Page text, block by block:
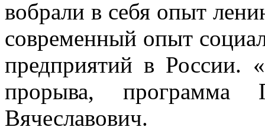
вобрали в себя опыт
современный опыт
предприятий в России.
прорыва,
Вячеславович.